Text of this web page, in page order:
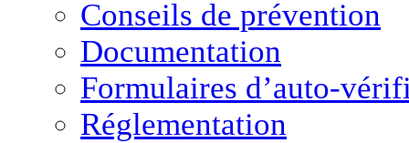
Conseils de prévention
Documentation
Formulaires d’auto-
Réglementation